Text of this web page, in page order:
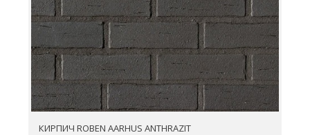
КИРПИЧ ROBEN AARHUS ANTHRAZIT